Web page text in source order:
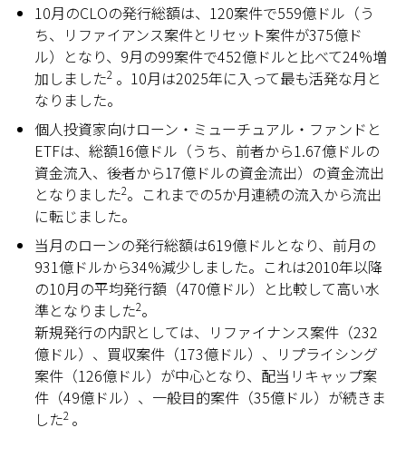
10月のCLOの発行総額は、120案件で559億ドル（う
ち、リファイアンス案件とリセット案件が375億ド
ル）となり、9月の99案件で452億ドルと比べて24%増
加しました2 。10月は2025年に入って最も活発な月と
なりました。
個人投資家向けローン・ミューチュアル・ファンドと
ETFは、総額16億ドル（うち、前者から1.67億ドルの
資金流入、後者から17億ドルの資金流出）の資金流出
となりました2。これまでの5か月連続の流入から流出
に転じました。
当月のローンの発行総額は619億ドルとなり、前月の
931億ドルから34%減少しました。これは2010年以降
の10月の平均発行額（470億ドル）と比較して高い水
準となりました2。
新規発行の内訳としては、リファイナンス案件（232
億ドル）、買収案件（173億ドル）、リプライシング
案件（126億ドル）が中心となり、配当リキャップ案
件（49億ドル）、一般目的案件（35億ドル）が続きま
した2 。